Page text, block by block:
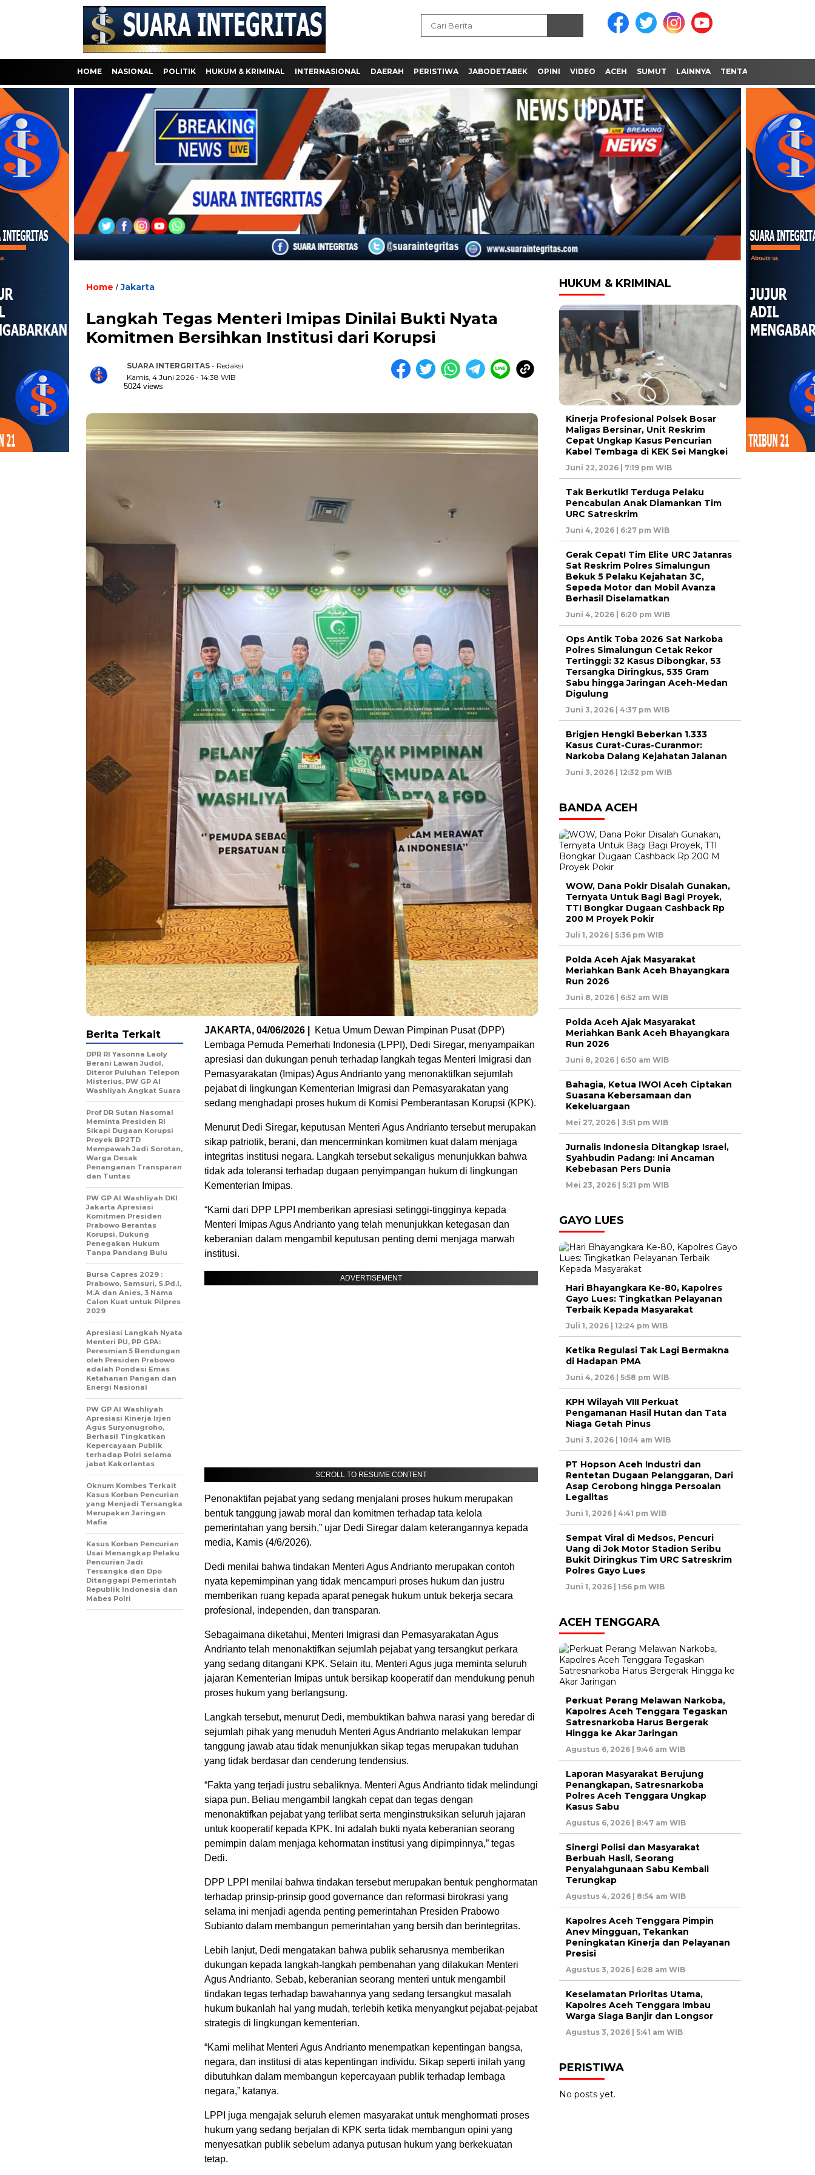
HOME NASIONAL POLITIK HUKUM & KRIMINAL INTERNASIONAL DAERAH PERISTIWA JABODETABEK OPINI VIDEO ACEH SUMUT LAINNYA TENTANG KAMI
Home /Jakarta
Langkah Tegas Menteri Imipas Dinilai Bukti Nyata
Komitmen Bersihkan Institusi dari Korupsi
SUARA INTERGRITAS - Redaksi
Kamis, 4 Juni 2026 - 14:38 WIB
5024 views
JAKARTA, 04/06/2026 |
Ketua Umum Dewan Pimpinan Pusat (DPP)
Lembaga Pemuda Pemerhati Indonesia (LPPI), Dedi Siregar, menyampaikan
apresiasi dan dukungan penuh terhadap langkah tegas Menteri Imigrasi dan
Pemasyarakatan (Imipas) Agus Andrianto yang menonaktifkan sejumlah
pejabat di lingkungan Kementerian Imigrasi dan Pemasyarakatan yang
sedang menghadapi proses hukum di Komisi Pemberantasan Korupsi (KPK).
Menurut Dedi Siregar, keputusan Menteri Agus Andrianto tersebut merupakan
sikap patriotik, berani, dan mencerminkan komitmen kuat dalam menjaga
integritas institusi negara. Langkah tersebut sekaligus menunjukkan bahwa
tidak ada toleransi terhadap dugaan penyimpangan hukum di lingkungan
Kementerian Imipas.
“Kami dari DPP LPPI memberikan apresiasi setinggi-tingginya kepada
Menteri Imipas Agus Andrianto yang telah menunjukkan ketegasan dan
keberanian dalam mengambil keputusan penting demi menjaga marwah
institusi.
ADVERTISEMENT
SCROLL TO RESUME CONTENT
Penonaktifan pejabat yang sedang menjalani proses hukum merupakan
bentuk tanggung jawab moral dan komitmen terhadap tata kelola
pemerintahan yang bersih,” ujar Dedi Siregar dalam keterangannya kepada
media, Kamis (4/6/2026).
Dedi menilai bahwa tindakan Menteri Agus Andrianto merupakan contoh
nyata kepemimpinan yang tidak mencampuri proses hukum dan justru
memberikan ruang kepada aparat penegak hukum untuk bekerja secara
profesional, independen, dan transparan.
Sebagaimana diketahui, Menteri Imigrasi dan Pemasyarakatan Agus
Andrianto telah menonaktifkan sejumlah pejabat yang tersangkut perkara
yang sedang ditangani KPK. Selain itu, Menteri Agus juga meminta seluruh
jajaran Kementerian Imipas untuk bersikap kooperatif dan mendukung penuh
proses hukum yang berlangsung.
Langkah tersebut, menurut Dedi, membuktikan bahwa narasi yang beredar di
sejumlah pihak yang menuduh Menteri Agus Andrianto melakukan lempar
tanggung jawab atau tidak menunjukkan sikap tegas merupakan tuduhan
yang tidak berdasar dan cenderung tendensius.
“Fakta yang terjadi justru sebaliknya. Menteri Agus Andrianto tidak melindungi
siapa pun. Beliau mengambil langkah cepat dan tegas dengan
menonaktifkan pejabat yang terlibat serta menginstruksikan seluruh jajaran
untuk kooperatif kepada KPK. Ini adalah bukti nyata keberanian seorang
pemimpin dalam menjaga kehormatan institusi yang dipimpinnya,” tegas
Dedi.
DPP LPPI menilai bahwa tindakan tersebut merupakan bentuk penghormatan
terhadap prinsip-prinsip good governance dan reformasi birokrasi yang
selama ini menjadi agenda penting pemerintahan Presiden Prabowo
Subianto dalam membangun pemerintahan yang bersih dan berintegritas.
Lebih lanjut, Dedi mengatakan bahwa publik seharusnya memberikan
dukungan kepada langkah-langkah pembenahan yang dilakukan Menteri
Agus Andrianto. Sebab, keberanian seorang menteri untuk mengambil
tindakan tegas terhadap bawahannya yang sedang tersangkut masalah
hukum bukanlah hal yang mudah, terlebih ketika menyangkut pejabat-pejabat
strategis di lingkungan kementerian.
“Kami melihat Menteri Agus Andrianto menempatkan kepentingan bangsa,
negara, dan institusi di atas kepentingan individu. Sikap seperti inilah yang
dibutuhkan dalam membangun kepercayaan publik terhadap lembaga
negara,” katanya.
LPPI juga mengajak seluruh elemen masyarakat untuk menghormati proses
hukum yang sedang berjalan di KPK serta tidak membangun opini yang
menyesatkan publik sebelum adanya putusan hukum yang berkekuatan
tetap.
Berita Terkait
DPR RI Yasonna Laoly
Berani Lawan Judol,
Diteror Puluhan Telepon
Misterius, PW GP Al
Washliyah Angkat Suara
Prof DR Sutan Nasomal
Meminta Presiden RI
Sikapi Dugaan Korupsi
Proyek BP2TD
Mempawah Jadi Sorotan,
Warga Desak
Penanganan Transparan
dan Tuntas
PW GP Al Washliyah DKI
Jakarta Apresiasi
Komitmen Presiden
Prabowo Berantas
Korupsi, Dukung
Penegakan Hukum
Tanpa Pandang Bulu
Bursa Capres 2029 :
Prabowo, Samsuri, S.Pd.I,
M.A dan Anies, 3 Nama
Calon Kuat untuk Pilpres
2029
Apresiasi Langkah Nyata
Menteri PU, PP GPA:
Peresmian 5 Bendungan
oleh Presiden Prabowo
adalah Pondasi Emas
Ketahanan Pangan dan
Energi Nasional
PW GP Al Washliyah
Apresiasi Kinerja Irjen
Agus Suryonugroho,
Berhasil Tingkatkan
Kepercayaan Publik
terhadap Polri selama
jabat Kakorlantas
Oknum Kombes Terkait
Kasus Korban Pencurian
yang Menjadi Tersangka
Merupakan Jaringan
Mafia
Kasus Korban Pencurian
Usai Menangkap Pelaku
Pencurian Jadi
Tersangka dan Dpo
Ditanggapi Pemerintah
Republik Indonesia dan
Mabes Polri
HUKUM & KRIMINAL
Kinerja Profesional Polsek Bosar
Maligas Bersinar, Unit Reskrim
Cepat Ungkap Kasus Pencurian
Kabel Tembaga di KEK Sei Mangkei
Juni 22, 2026 | 7:19 pm WIB
Tak Berkutik! Terduga Pelaku
Pencabulan Anak Diamankan Tim
URC Satreskrim
Juni 4, 2026 | 6:27 pm WIB
Gerak Cepat! Tim Elite URC Jatanras
Sat Reskrim Polres Simalungun
Bekuk 5 Pelaku Kejahatan 3C,
Sepeda Motor dan Mobil Avanza
Berhasil Diselamatkan
Juni 4, 2026 | 6:20 pm WIB
Ops Antik Toba 2026 Sat Narkoba
Polres Simalungun Cetak Rekor
Tertinggi: 32 Kasus Dibongkar, 53
Tersangka Diringkus, 535 Gram
Sabu hingga Jaringan Aceh-Medan
Digulung
Juni 3, 2026 | 4:37 pm WIB
Brigjen Hengki Beberkan 1.333
Kasus Curat-Curas-Curanmor:
Narkoba Dalang Kejahatan Jalanan
Juni 3, 2026 | 12:32 pm WIB
BANDA ACEH
WOW, Dana Pokir Disalah Gunakan,
Ternyata Untuk Bagi Bagi Proyek,
TTI Bongkar Dugaan Cashback Rp
200 M Proyek Pokir
Juli 1, 2026 | 5:36 pm WIB
Polda Aceh Ajak Masyarakat
Meriahkan Bank Aceh Bhayangkara
Run 2026
Juni 8, 2026 | 6:52 am WIB
Polda Aceh Ajak Masyarakat
Meriahkan Bank Aceh Bhayangkara
Run 2026
Juni 8, 2026 | 6:50 am WIB
Bahagia, Ketua IWOI Aceh Ciptakan
Suasana Kebersamaan dan
Kekeluargaan
Mei 27, 2026 | 3:51 pm WIB
Jurnalis Indonesia Ditangkap Israel,
Syahbudin Padang: Ini Ancaman
Kebebasan Pers Dunia
Mei 23, 2026 | 5:21 pm WIB
GAYO LUES
Hari Bhayangkara Ke-80, Kapolres
Gayo Lues: Tingkatkan Pelayanan
Terbaik Kepada Masyarakat
Juli 1, 2026 | 12:24 pm WIB
Ketika Regulasi Tak Lagi Bermakna
di Hadapan PMA
Juni 4, 2026 | 5:58 pm WIB
KPH Wilayah VIII Perkuat
Pengamanan Hasil Hutan dan Tata
Niaga Getah Pinus
Juni 3, 2026 | 10:14 am WIB
PT Hopson Aceh Industri dan
Rentetan Dugaan Pelanggaran, Dari
Asap Cerobong hingga Persoalan
Legalitas
Juni 1, 2026 | 4:41 pm WIB
Sempat Viral di Medsos, Pencuri
Uang di Jok Motor Stadion Seribu
Bukit Diringkus Tim URC Satreskrim
Polres Gayo Lues
Juni 1, 2026 | 1:56 pm WIB
ACEH TENGGARA
Perkuat Perang Melawan Narkoba,
Kapolres Aceh Tenggara Tegaskan
Satresnarkoba Harus Bergerak
Hingga ke Akar Jaringan
Agustus 6, 2026 | 9:46 am WIB
Laporan Masyarakat Berujung
Penangkapan, Satresnarkoba
Polres Aceh Tenggara Ungkap
Kasus Sabu
Agustus 6, 2026 | 8:47 am WIB
Sinergi Polisi dan Masyarakat
Berbuah Hasil, Seorang
Penyalahgunaan Sabu Kembali
Terungkap
Agustus 4, 2026 | 8:54 am WIB
Kapolres Aceh Tenggara Pimpin
Anev Mingguan, Tekankan
Peningkatan Kinerja dan Pelayanan
Presisi
Agustus 3, 2026 | 6:28 am WIB
Keselamatan Prioritas Utama,
Kapolres Aceh Tenggara Imbau
Warga Siaga Banjir dan Longsor
Agustus 3, 2026 | 5:41 am WIB
PERISTIWA
No posts yet.